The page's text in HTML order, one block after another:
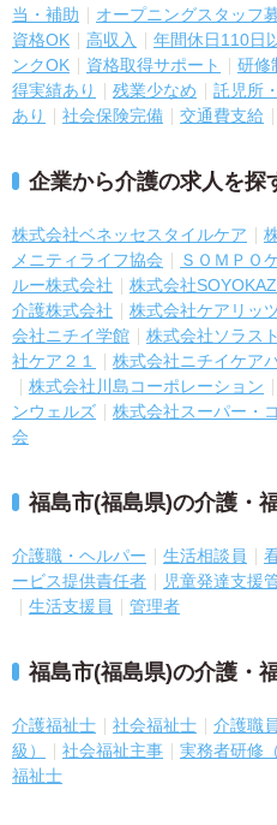
当・補助
オープニングスタッフ
資格OK
高収入 年間休日110日
ンクOK
資格取得サポート 研修
得実績あり
残業少なめ 託児所
あり
社会保険完備 交通費支給
企業から介護の求人を探
株式会社ベネッセスタイルケア
メニティライフ協会
ＳＯＭＰＯ
ルー株式会社
株式会社
介護株式会社
株式会社ケアリッ
会社ニチイ学館
株式会社ソラスト
社ケア２１
株式会社ニチイケア
株式会社川島コーポレーション
ンウェルズ
株式会社スーパー・
会
福島市(福島県)の介護・
介護職・ヘルパー 生活相談員
ービス提供責任者
児童発達支援
生活支援員
管理者
福島市(福島県)の介護・
介護福祉士 社会福祉士
介護職
級）
社会福祉主事 実務者研修
福祉士